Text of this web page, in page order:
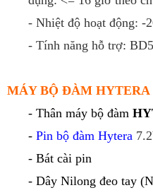
- Nhiệt độ hoạt động: -
- Tính năng hỗ trợ:
MÁY BỘ ĐÀM HYTERA
- Thân máy bộ đàm
- Pin bộ đàm Hytera
- Bát cài pin
- Dây Nilong đeo tay